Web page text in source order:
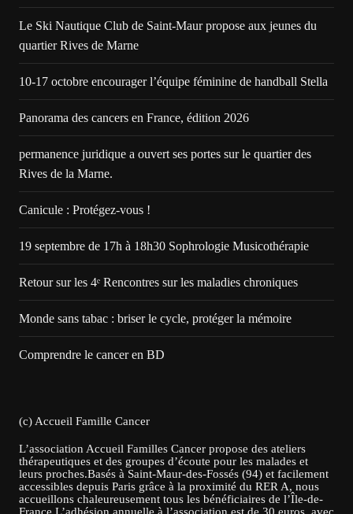
Le Ski Nautique Club de Saint-Maur propose aux jeunes du
quartier Rives de Marne
10-17 octobre encourager l’équipe féminine de handball Stella
Panorama des cancers en France, édition 2026
permanence juridique a ouvert ses portes sur le quartier des
Rives de la Marne.
Canicule : Protégez-vous !
19 septembre de 17h à 18h30 Sophrologie Musicothérapie
Retour sur les 4ᵉ Rencontres sur les maladies chroniques
Monde sans tabac : briser le cycle, protéger la mémoire
Comprendre le cancer en BD
(c) Accueil Famille Cancer
L’association Accueil Familles Cancer propose des ateliers
thérapeutiques et des groupes d’écoute pour les malades et
leurs proches.Basés à Saint-Maur-des-Fossés (94) et facilement
accessibles depuis Paris grâce à la proximité du RER A, nous
accueillons chaleureusement tous les bénéficiaires de l’Île-de-
France.L’adhésion annuelle à l’association est de 30 euros, avec